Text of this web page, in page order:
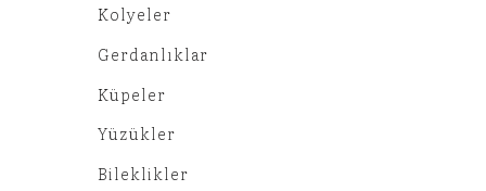
Kolyeler
Gerdanlıklar
Küpeler
Yüzükler
Bileklikler